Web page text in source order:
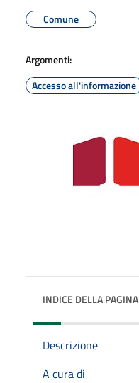
Comune
Argomenti:
Accesso all'informazione
INDICE DELLA PAGINA
Descrizione
A cura di